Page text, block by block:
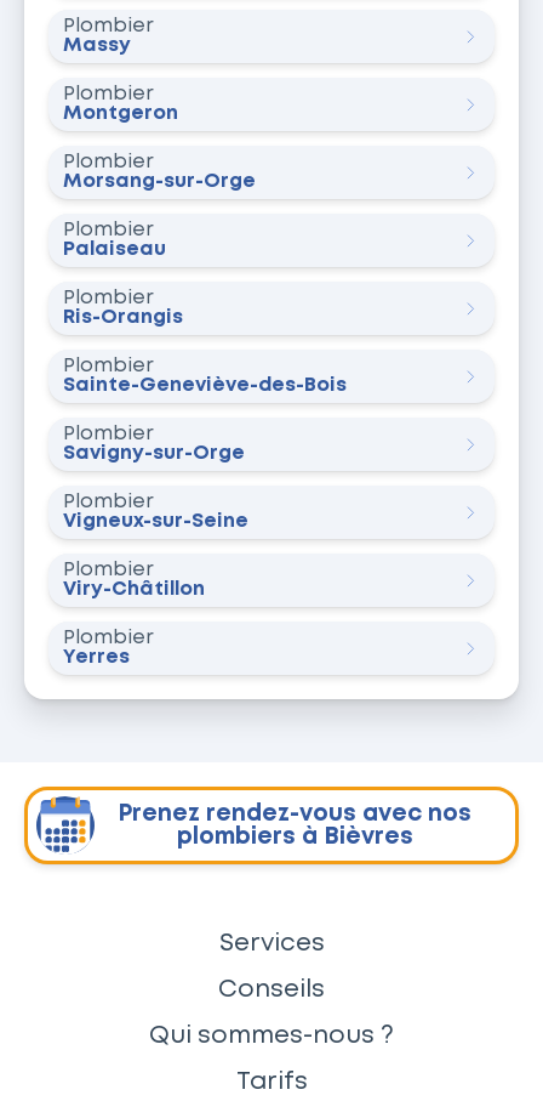
Plombier
Massy
Plombier
Montgeron
Plombier
Morsang-sur-Orge
Plombier
Palaiseau
Plombier
Ris-Orangis
Plombier
Sainte-Geneviève-des-Bois
Plombier
Savigny-sur-Orge
Plombier
Vigneux-sur-Seine
Plombier
Viry-Châtillon
Plombier
Yerres
Prenez rendez-vous avec nos
plombiers à Bièvres
Services
Conseils
Qui sommes-nous ?
Tarifs